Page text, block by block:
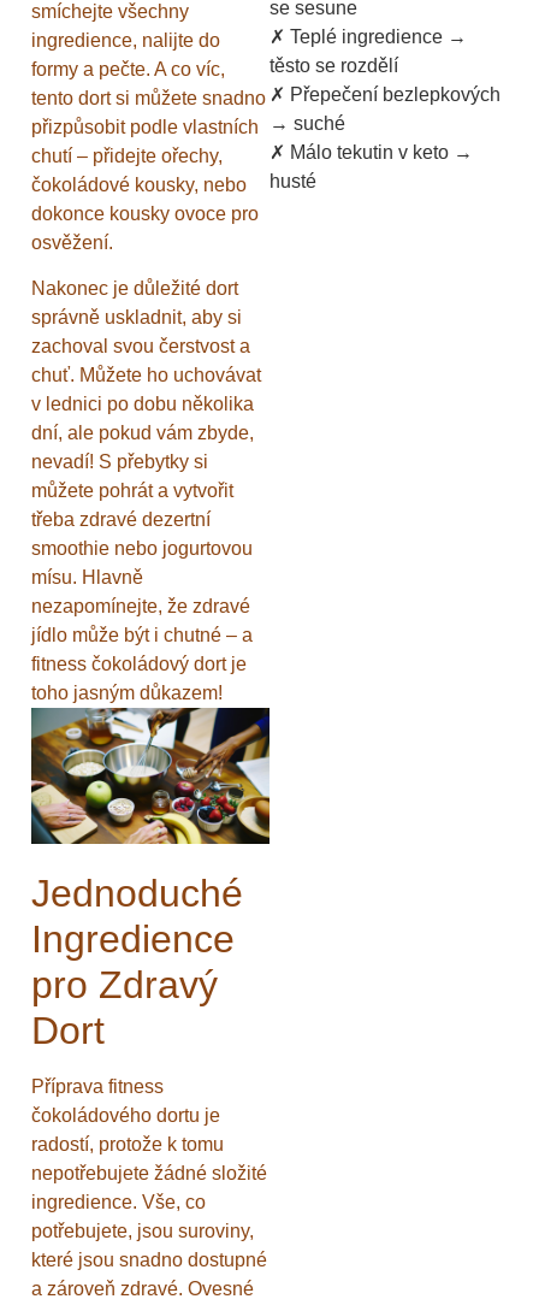
smíchejte všechny
ingredience, nalijte do
formy a pečte. A co víc,
tento dort si můžete snadno
přizpůsobit podle vlastních
chutí – přidejte ořechy,
čokoládové kousky, nebo
dokonce kousky ovoce pro
osvěžení.
Nakonec je důležité dort
správně uskladnit, aby si
zachoval svou čerstvost a
chuť. Můžete ho uchovávat
v lednici po dobu několika
dní, ale pokud vám zbyde,
nevadí! S přebytky si
můžete pohrát a vytvořit
třeba zdravé dezertní
smoothie nebo jogurtovou
mísu. Hlavně
nezapomínejte, že zdravé
jídlo může být i chutné – a
fitness čokoládový dort je
toho jasným důkazem!
Jednoduché
Ingredience
pro Zdravý
Dort
Příprava fitness
čokoládového dortu je
radostí, protože k tomu
nepotřebujete žádné složité
ingredience. Vše, co
potřebujete, jsou suroviny,
které jsou snadno dostupné
a zároveň zdravé. Ovesné
se sesune
✗ Teplé ingredience →
těsto se rozdělí
✗ Přepečení bezlepkových
→ suché
✗ Málo tekutin v keto →
husté